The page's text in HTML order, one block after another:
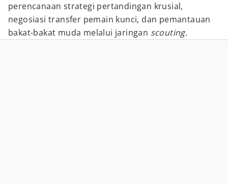
perencanaan strategi pertandingan krusial,
negosiasi transfer pemain kunci, dan pemantauan
bakat-bakat muda melalui jaringan scouting.